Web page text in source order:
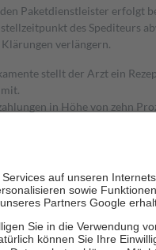
Paketdienstleister erfolgt
des Spediteurs
verlängern.
stellt der Arzt ein
in Höhe von zehn
für Online-Apotheken.
für ihre eigene Gesundheit
vollendeten 18. Lebensjahr
Früherkennung, die von der